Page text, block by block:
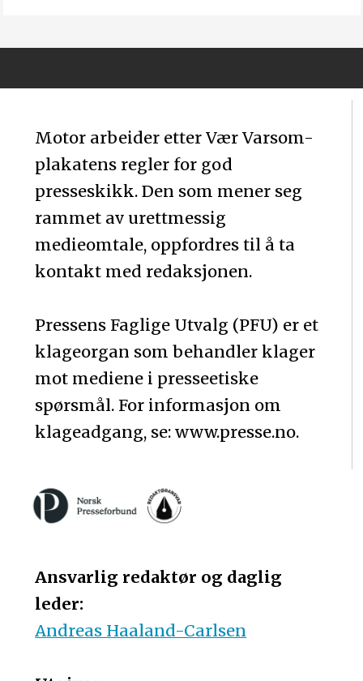
Motor arbeider etter Vær Varsom-
plakatens regler for god
presseskikk. Den som mener seg
rammet av urettmessig
medieomtale, oppfordres til å ta
kontakt med redaksjonen.
Pressens Faglige Utvalg (PFU) er et
klageorgan som behandler klager
mot mediene i presseetiske
spørsmål. For informasjon om
klageadgang, se: www.presse.no.
Ansvarlig redaktør og daglig
leder:
Andreas Haaland-Carlsen